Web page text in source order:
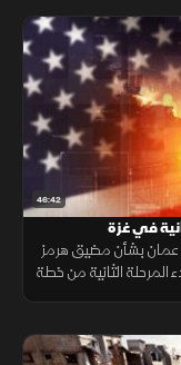
46:42
في غزة
عمان بشأن مضيق هرمز
المرحلة الثانية من خطة